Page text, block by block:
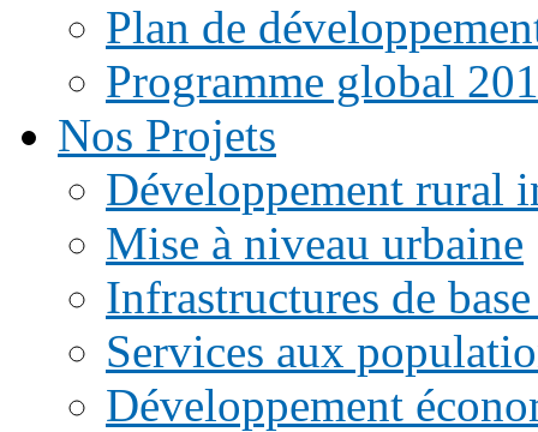
Plan de
Programme global
Nos Projets
Développement rural
Mise à niveau urbaine
Infrastructures de
Services aux
Développement